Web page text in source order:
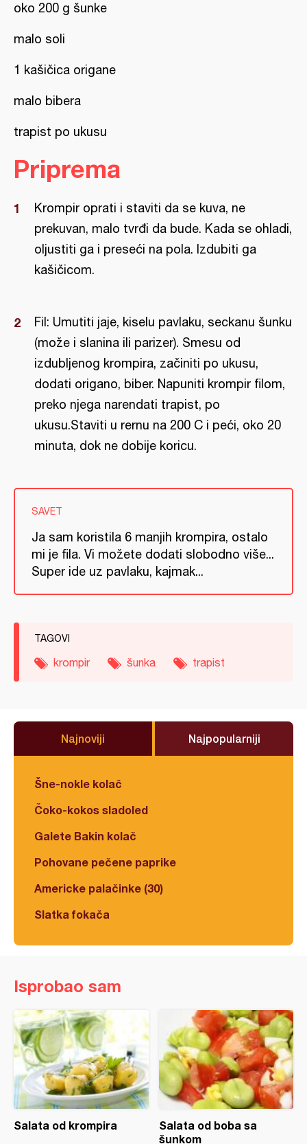
oko 200 g šunke
malo soli
1 kašičica origane
malo bibera
trapist po ukusu
Priprema
Krompir oprati i staviti da se kuva, ne
prekuvan, malo tvrđi da bude. Kada se ohladi,
oljustiti ga i preseći na pola. Izdubiti ga
kašičicom.
Fil: Umutiti jaje, kiselu pavlaku, seckanu šunku
(može i slanina ili parizer). Smesu od
izdubljenog krompira, začiniti po ukusu,
dodati origano, biber. Napuniti krompir filom,
preko njega narendati trapist, po
ukusu.Staviti u rernu na 200 C i peći, oko 20
minuta, dok ne dobije koricu.
SAVET
Ja sam koristila 6 manjih krompira, ostalo
mi je fila. Vi možete dodati slobodno više...
Super ide uz pavlaku, kajmak...
TAGOVI
krompir šunka trapist
Najnoviji Najpopularniji
Šne-nokle kolač
Čoko-kokos sladoled
Galete Bakin kolač
Pohovane pečene paprike
Americke palačinke (30)
Slatka fokača
Isprobao sam
Salata od krompira
Salata od boba sa
šunkom